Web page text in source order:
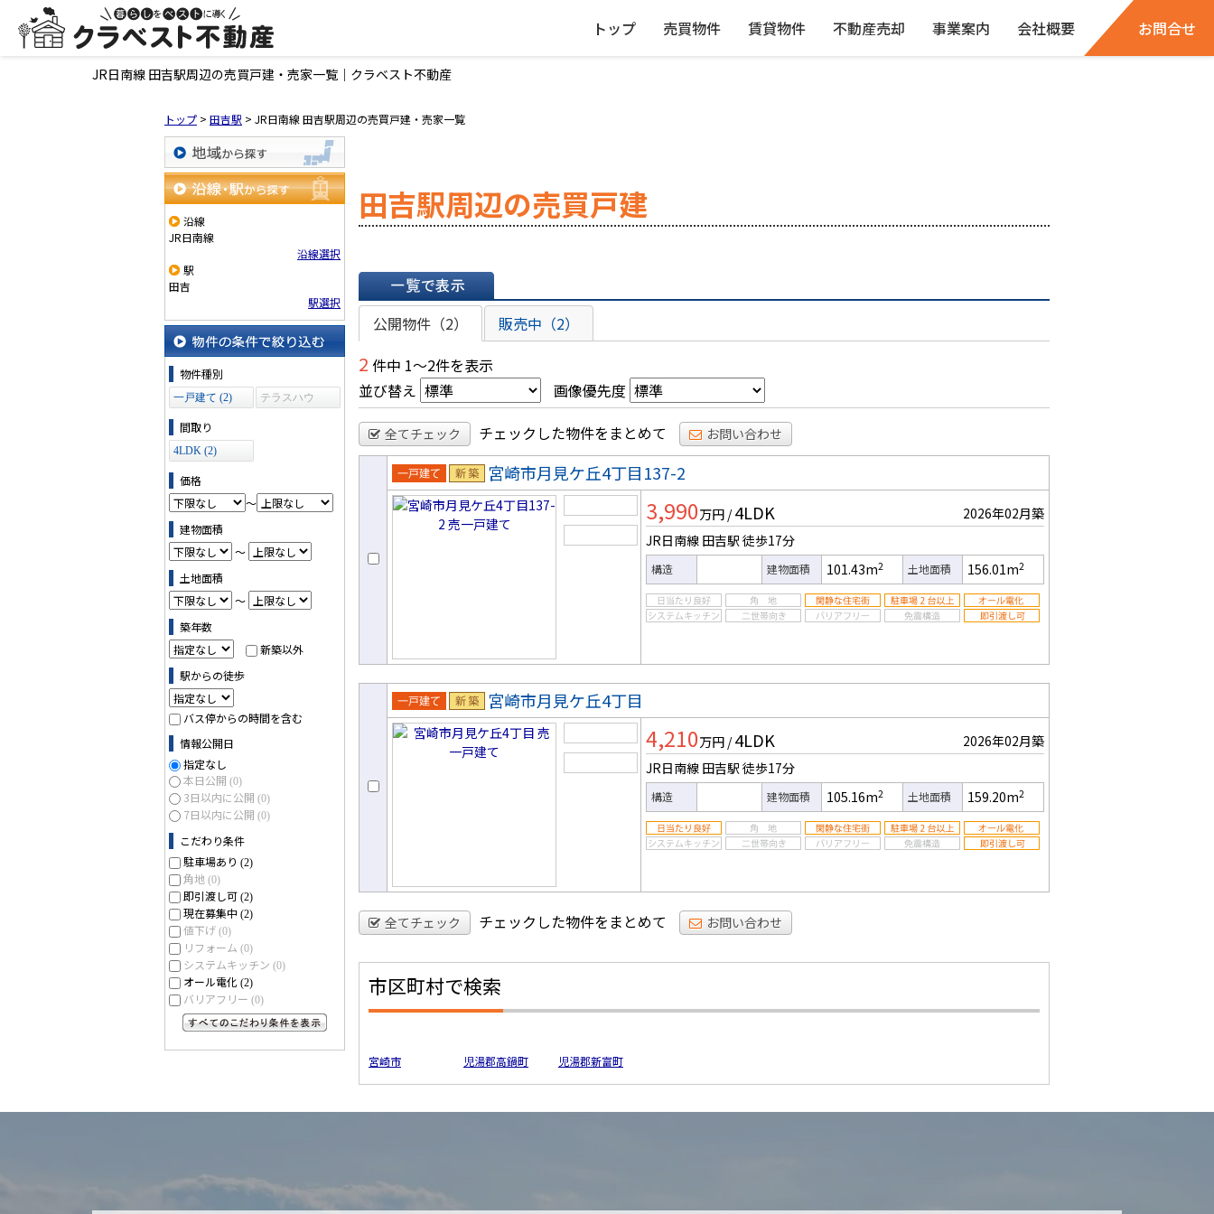
トップ 売買物件 賃貸物件 不動産売却 事業案内 会社概要 お問合せ
JR日南線 田吉駅周辺の売買戸建・売家一覧｜クラベスト不動産
トップ > 田吉駅 > JR日南線 田吉駅周辺の売買戸建・売家一覧
地域から探す
沿線・駅から探す
沿線
JR日南線
沿線選択
駅
田吉
駅選択
物件の条件で絞り込む
物件種別
一戸建て (2)
テラスハウ
間取り
4LDK (2)
価格
～
建物面積
～
土地面積
～
築年数
新築以外
駅からの徒歩
バス停からの時間を含む
情報公開日
指定なし
本日公開 (0)
3日以内に公開 (0)
7日以内に公開 (0)
こだわり条件
駐車場あり (2)
角地 (0)
即引渡し可 (2)
現在募集中 (2)
値下げ (0)
リフォーム (0)
システムキッチン (0)
オール電化 (2)
バリアフリー (0)
田吉駅周辺の売買戸建
一覧で表示
公開物件（2） 販売中（2）
2 件中 1～2件を表示
並び替え
画像優先度
全てチェック チェックした物件をまとめて お問い合わせ
売一戸建
て
新築
宮崎市月見ケ丘4丁目137-2
3,990万円 / 4LDK
2026年02月築
JR日南線 田吉駅 徒歩17分
構造 建物面積 101.43m2 土地面積 156.01m2
売一戸建
て
新築
宮崎市月見ケ丘4丁目
4,210万円 / 4LDK
2026年02月築
JR日南線 田吉駅 徒歩17分
構造 建物面積 105.16m2 土地面積 159.20m2
全てチェック チェックした物件をまとめて お問い合わせ
市区町村で検索
宮崎市 児湯郡高鍋町 児湯郡新富町